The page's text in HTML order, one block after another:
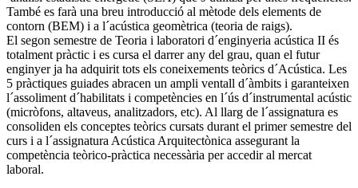
També es farà una breu introducció al mètode dels elements de
contorn (BEM) i a l´acústica geomètrica (teoria de raigs).
El segon semestre de Teoria i laboratori d´enginyeria acústica II és
totalment pràctic i es cursa el darrer any del grau, quan el futur
enginyer ja ha adquirit tots els coneixements teòrics d´Acústica. Les
5 pràctiques guiades abracen un ampli ventall d´àmbits i garanteixen
l´assoliment d´habilitats i competències en l´ús d´instrumental acústic
(micròfons, altaveus, analitzadors, etc). Al llarg de l´assignatura es
consoliden els conceptes teòrics cursats durant el primer semestre del
curs i a l´assignatura Acústica Arquitectònica assegurant la
competència teòrico-pràctica necessària per accedir al mercat
laboral.